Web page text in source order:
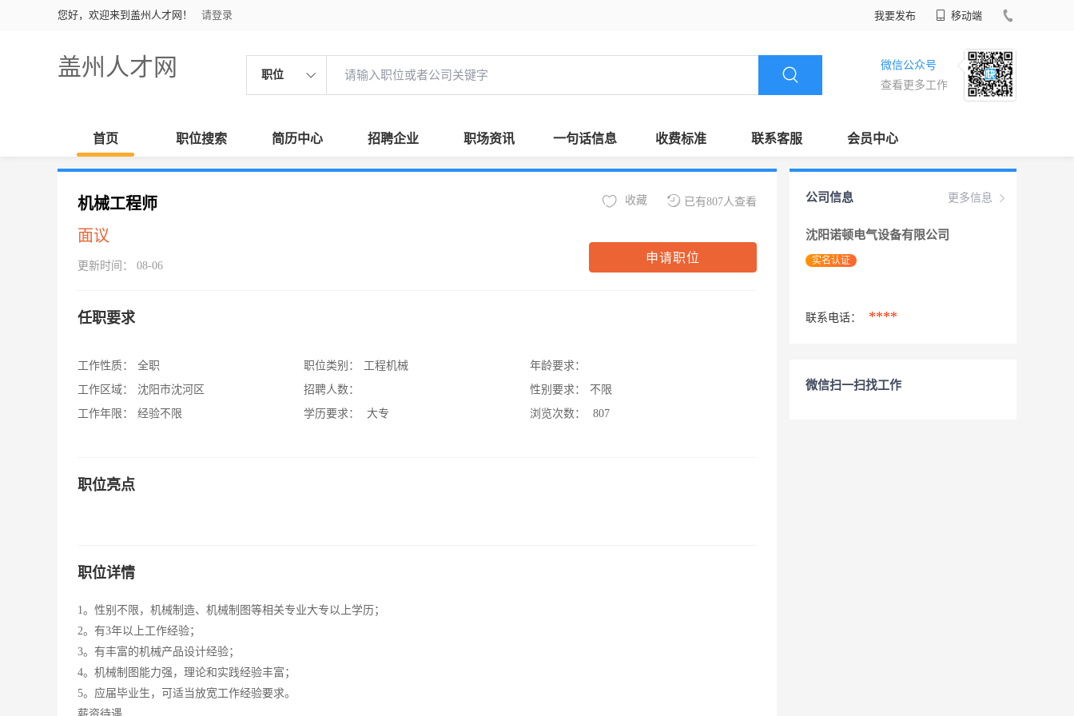
您好，欢迎来到盖州人才网！ 请登录 我要发布 移动端
盖州人才网 职位
微信公众号
查看更多工作
首页 职位搜索 简历中心 招聘企业 职场资讯 一句话信息 收费标准 联系客服 会员中心
机械工程师
面议
更新时间： 08-06
已有807人查看
收藏
申请职位
任职要求
工作性质：
全职
工作区域：
沈阳市沈河区
工作年限：
经验不限
职位类别：
工程机械
招聘人数：
学历要求：
大专
年龄要求：
性别要求：
不限
浏览次数：
807
职位亮点
职位详情
1。性别不限，机械制造、机械制图等相关专业大专以上学历；
2。有3年以上工作经验；
3。有丰富的机械产品设计经验；
4。机械制图能力强，理论和实践经验丰富；
5。应届毕业生，可适当放宽工作经验要求。
更多信息
公司信息
沈阳诺顿电气设备有限公司
实名认证
联系电话： ****
微信扫一扫找工作